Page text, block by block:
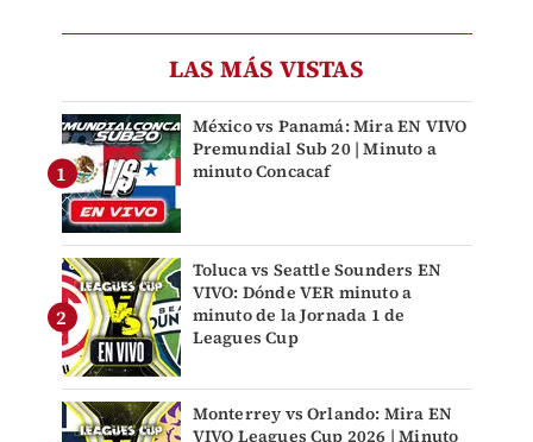
LAS MÁS VISTAS
México vs Panamá: Mira EN VIVO
Premundial Sub 20 | Minuto a
minuto Concacaf
Toluca vs Seattle Sounders EN
VIVO: Dónde VER minuto a
minuto de la Jornada 1 de
Leagues Cup
Monterrey vs Orlando: Mira EN
VIVO Leagues Cup 2026 | Minuto